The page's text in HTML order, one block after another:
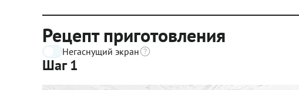
Рецепт приготовления
Негаснущий экран
Шаг 1